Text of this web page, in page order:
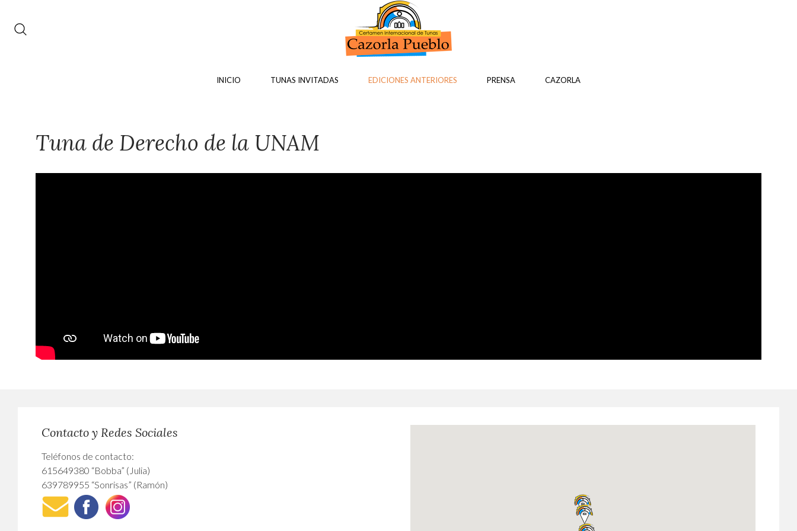
INICIO TUNAS INVITADAS EDICIONES ANTERIORES PRENSA CAZORLA
Tuna de Derecho de la UNAM
Contacto y Redes Sociales
Teléfonos de contacto:
615649380 “Bobba” (Julia)
639789955 “Sonrisas” (Ramón)